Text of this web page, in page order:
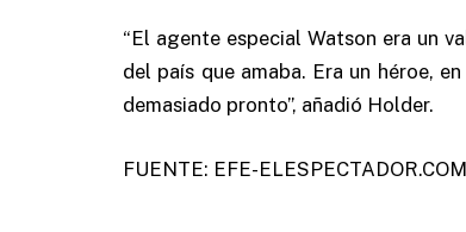
“El agente especial Watson era un
del país que amaba. Era un héroe,
demasiado pronto”, añadió Holder.
FUENTE: EFE-ELESPECTADOR.COM